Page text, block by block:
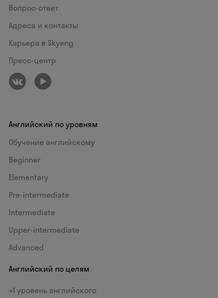
Вопрос-ответ
Адреса и контакты
Карьера в Skyeng
Пресс-центр
Английский по уровням
Обучение английскому
Beginner
Elementary
Pre-intermediate
Intermediate
Upper-intermediate
Advanced
Английский по целям
+1 уровень английского